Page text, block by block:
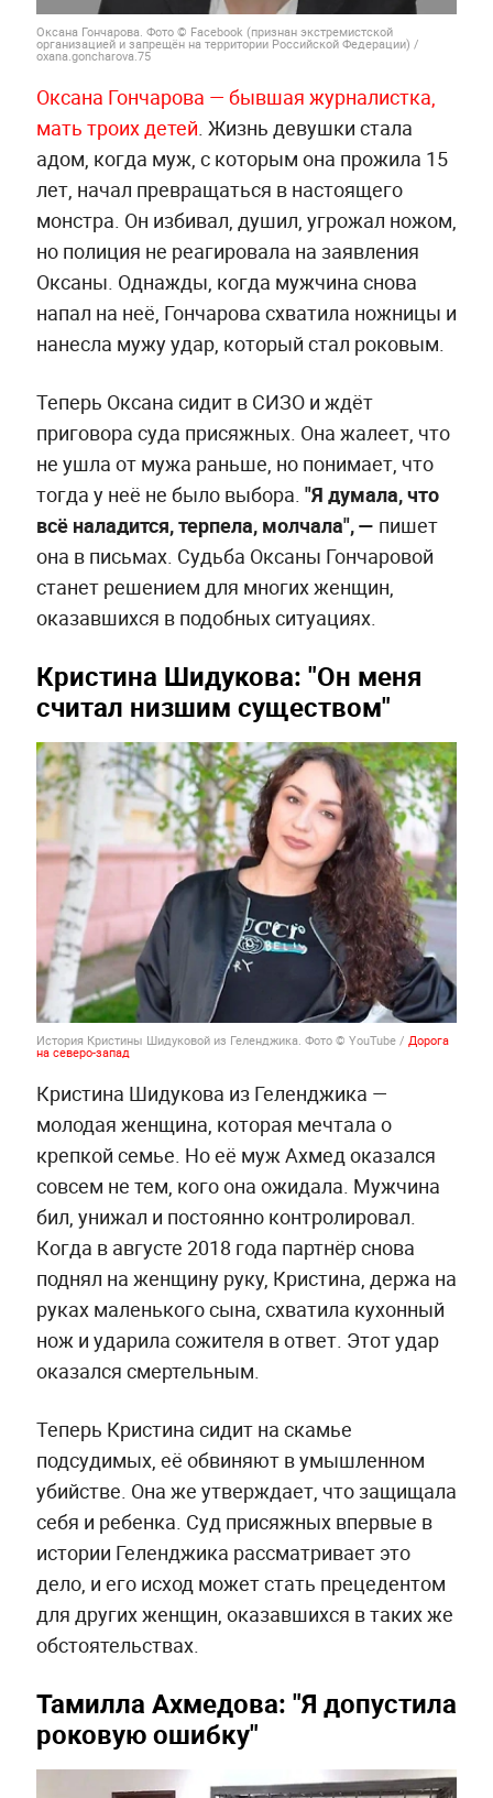
Оксана Гончарова. Фото © Facebook (признан экстремистской
организацией и запрещён на территории Российской Федерации) /
oxana.goncharova.75
Оксана Гончарова — бывшая журналистка,
мать троих детей. Жизнь девушки стала
адом, когда муж, с которым она прожила 15
лет, начал превращаться в настоящего
монстра. Он избивал, душил, угрожал ножом,
но полиция не реагировала на заявления
Оксаны. Однажды, когда мужчина снова
напал на неё, Гончарова схватила ножницы и
нанесла мужу удар, который стал роковым.
Теперь Оксана сидит в СИЗО и ждёт
приговора суда присяжных. Она жалеет, что
не ушла от мужа раньше, но понимает, что
тогда у неё не было выбора. "Я думала, что
всё наладится, терпела, молчала", — пишет
она в письмах. Судьба Оксаны Гончаровой
станет решением для многих женщин,
оказавшихся в подобных ситуациях.
Кристина Шидукова: "Он меня
считал низшим существом"
История Кристины Шидуковой из Геленджика. Фото © YouTube / Дорога
на северо-запад
Кристина Шидукова из Геленджика —
молодая женщина, которая мечтала о
крепкой семье. Но её муж Ахмед оказался
совсем не тем, кого она ожидала. Мужчина
бил, унижал и постоянно контролировал.
Когда в августе 2018 года партнёр снова
поднял на женщину руку, Кристина, держа на
руках маленького сына, схватила кухонный
нож и ударила сожителя в ответ. Этот удар
оказался смертельным.
Теперь Кристина сидит на скамье
подсудимых, её обвиняют в умышленном
убийстве. Она же утверждает, что защищала
себя и ребенка. Суд присяжных впервые в
истории Геленджика рассматривает это
дело, и его исход может стать прецедентом
для других женщин, оказавшихся в таких же
обстоятельствах.
Тамилла Ахмедова: "Я допустила
роковую ошибку"